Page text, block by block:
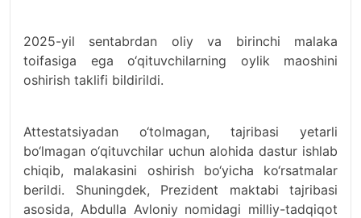
2025-yil sentabrdan oliy va birinchi malaka
toifasiga ega o‘qituvchilarning oylik maoshini
oshirish taklifi bildirildi.
Attestatsiyadan o‘tolmagan, tajribasi yetarli
bo‘lmagan o‘qituvchilar uchun alohida dastur ishlab
chiqib, malakasini oshirish bo‘yicha ko‘rsatmalar
berildi. Shuningdek, Prezident maktabi tajribasi
asosida, Abdulla Avloniy nomidagi milliy-tadqiqot